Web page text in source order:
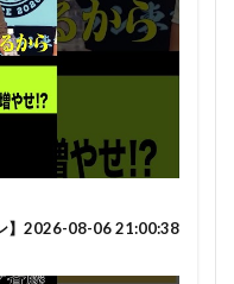
】2026-08-06 21:00:38